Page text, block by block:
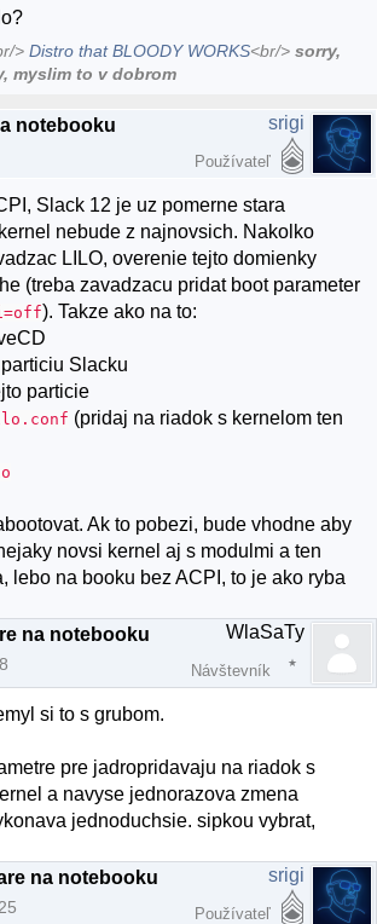
>Distro that BLOODY WORKS<br/>sorry,
myslim to v dobrom
notebooku srigi
Používateľ
Slack 12 je uz pomerne stara
nebude z najnovsich. Nakolko
LILO, overenie tejto domienky
(treba zavadzacu pridat boot parameter
). Takze ako na to:
Slacku
particie
(pridaj na riadok s kernelom ten
Ak to pobezi, bude vhodne aby
novsi kernel aj s modulmi a ten
lebo na booku bez ACPI, to je ako ryba
na notebooku
WlaSaTy
Návštevník
si to s grubom.
pre jadropridavaju na riadok s
a navyse jednorazova zmena
jednoduchsie. sipkou vybrat,
na notebooku
srigi
Používateľ